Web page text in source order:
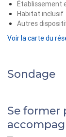
Établissement
Habitat inclusif
Autres
Voir la carte du
Sondage
Se former